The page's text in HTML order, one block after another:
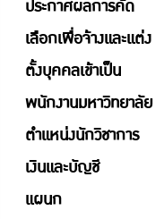
ประกาศผลการคัด
เลือกเพื่อจ้างและแต่ง
ตั้งบุคคลเข้าเป็น
พนักงานมหาวิทยาลัย
ตำแหน่งนักวิชาการ
เงินและบัญชี
แผนก